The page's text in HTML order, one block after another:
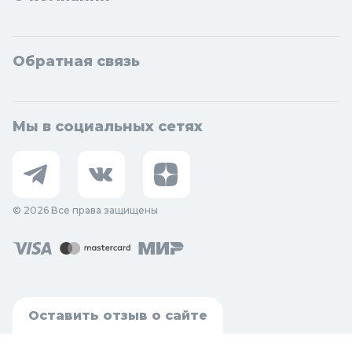
Обратная связь
Мы в социальных сетях
© 2026 Все права защищены
Оставить отзыв о сайте